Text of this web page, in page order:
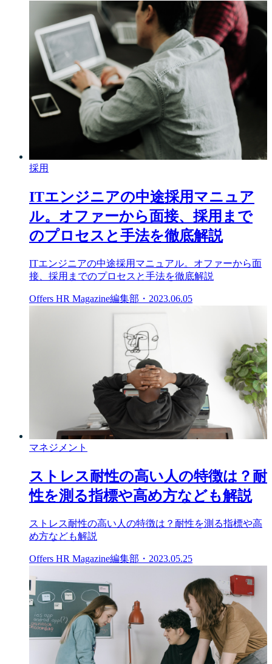
採用
ITエンジニアの中途採用マニュア
ル。オファーから面接、採用まで
のプロセスと手法を徹底解説
ITエンジニアの中途採用マニュアル。オファーから面
接、採用までのプロセスと手法を徹底解説
Offers HR Magazine編集部 ・ 2023.06.05
マネジメント
ストレス耐性の高い人の特徴は？耐
性を測る指標や高め方なども解説
ストレス耐性の高い人の特徴は？耐性を測る指標や高
め方なども解説
Offers HR Magazine編集部 ・ 2023.05.25